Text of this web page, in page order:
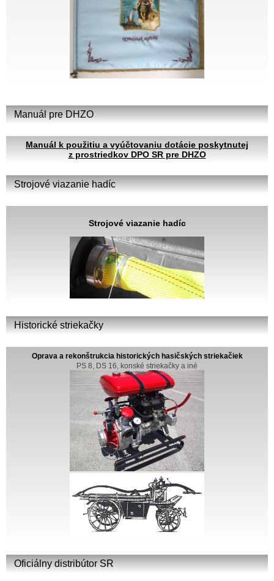
Manuál pre DHZO
Manuál k použitiu a vyúčtovaniu dotácie poskytnutej
z prostriedkov DPO SR pre DHZO
Strojové viazanie hadíc
Strojové viazanie hadíc
Historické striekačky
Oprava a rekonštrukcia historických hasičských striekačiek
PS 8, DS 16, konské striekačky a iné
Oficiálny distribútor SR